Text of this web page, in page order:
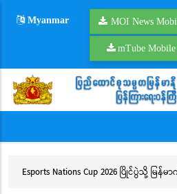
Myanmar MOI News
mTube
Esports Nations Cup 2026 ပြိုင်ပွဲသို့ မြန်